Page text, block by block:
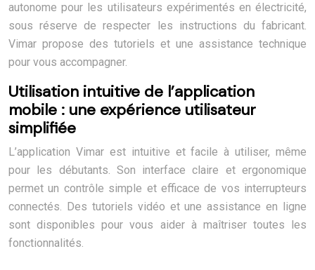
autonome pour les utilisateurs expérimentés en électricité,
sous réserve de respecter les instructions du fabricant.
Vimar propose des tutoriels et une assistance technique
pour vous accompagner.
Utilisation intuitive de l’application
mobile : une expérience utilisateur
simplifiée
L’application Vimar est intuitive et facile à utiliser, même
pour les débutants. Son interface claire et ergonomique
permet un contrôle simple et efficace de vos interrupteurs
connectés. Des tutoriels vidéo et une assistance en ligne
sont disponibles pour vous aider à maîtriser toutes les
fonctionnalités.